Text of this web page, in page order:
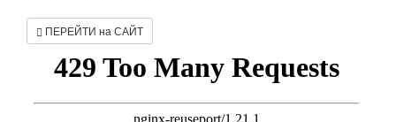
ПЕРЕЙТИ на САЙТ